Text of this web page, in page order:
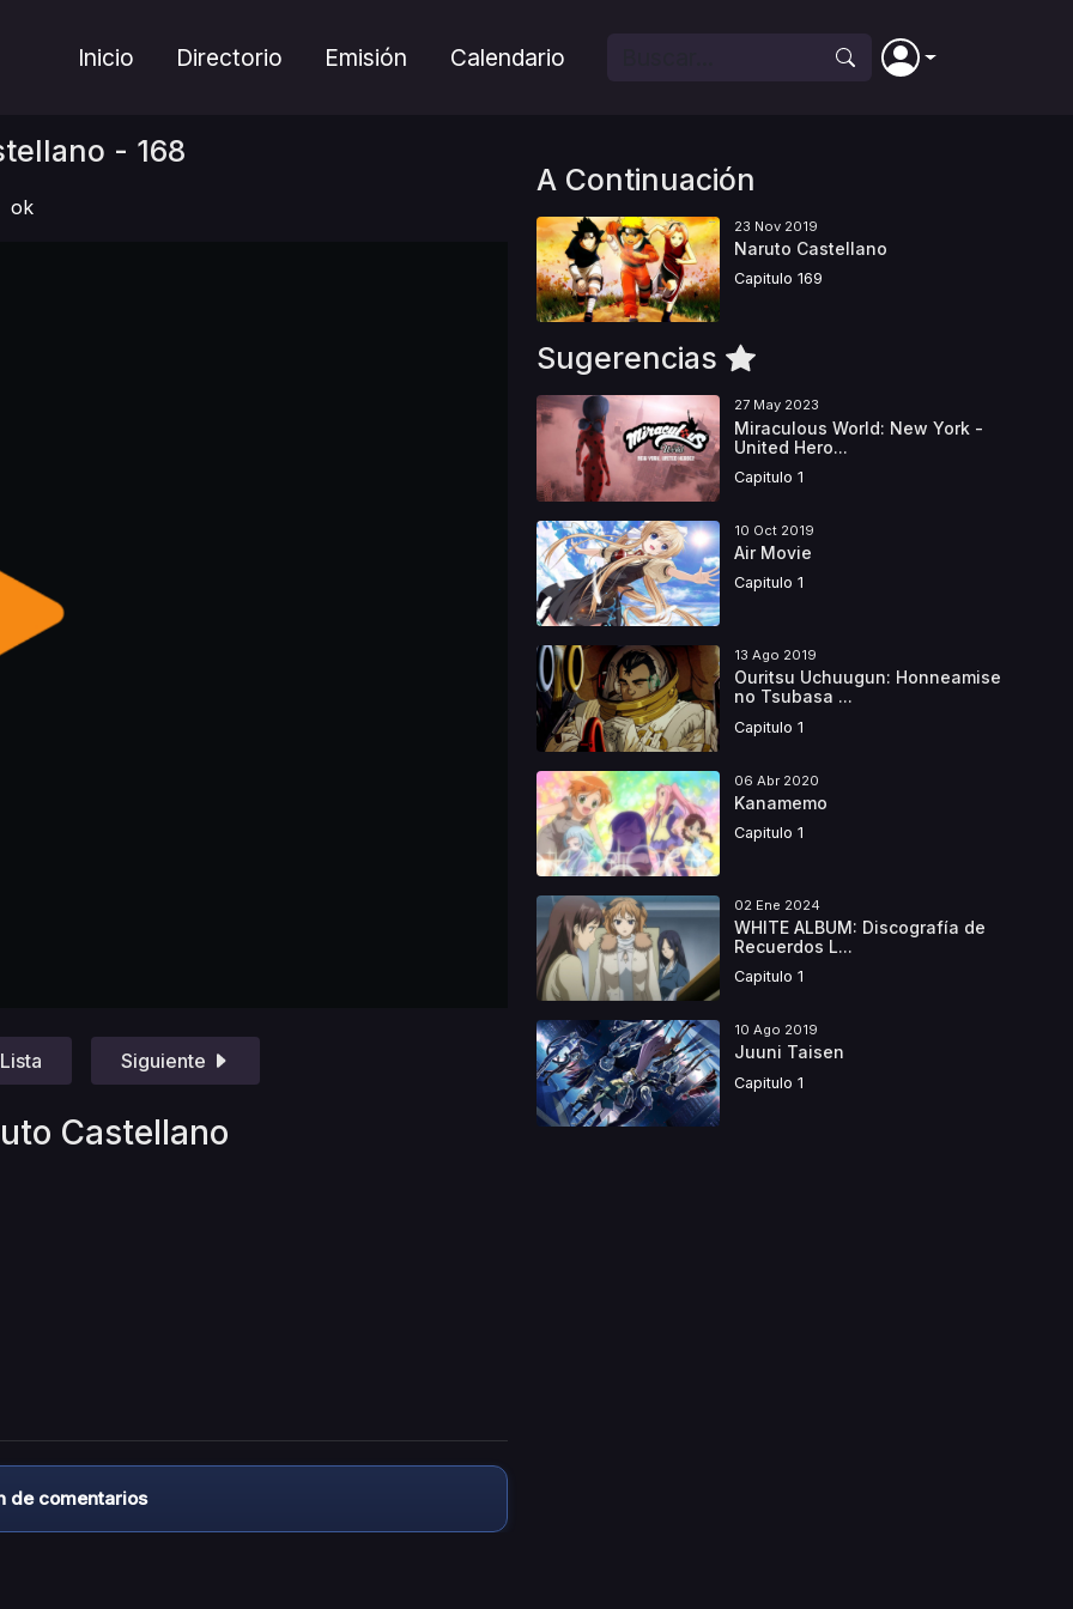
Inicio Directorio Emisión Calendario
- 168
ok
Lista Siguiente
Castellano
de comentarios
A Continuación
23 Nov 2019
Naruto Castellano
Capitulo 169
Sugerencias
27 May 2023
Miraculous World: New York -
United Hero...
Capitulo 1
10 Oct 2019
Air Movie
Capitulo 1
13 Ago 2019
Ouritsu Uchuugun: Honneamise
no Tsubasa ...
Capitulo 1
06 Abr 2020
Kanamemo
Capitulo 1
02 Ene 2024
WHITE ALBUM: Discografía de
Recuerdos L...
Capitulo 1
10 Ago 2019
Juuni Taisen
Capitulo 1